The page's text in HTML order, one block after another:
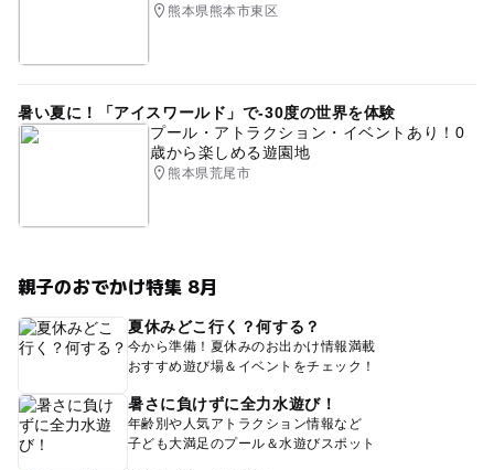
熊本県熊本市東区
暑い夏に！「アイスワールド」で-30度の世界を体験
プール・アトラクション・イベントあり！0
歳から楽しめる遊園地
熊本県荒尾市
親子のおでかけ特集 8月
夏休みどこ行く？何する？
今から準備！夏休みのお出かけ情報満載
おすすめ遊び場＆イベントをチェック！
暑さに負けずに全力水遊び！
年齢別や人気アトラクション情報など
子ども大満足のプール＆水遊びスポット